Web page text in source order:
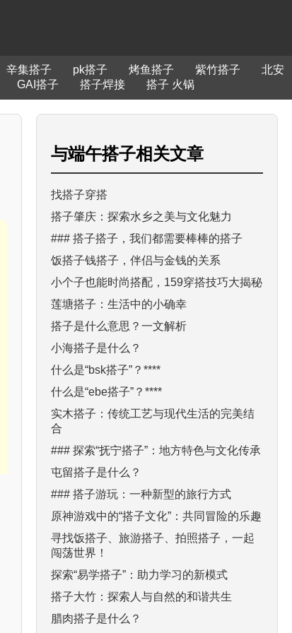
辛集搭子 pk搭子 烤鱼搭子 紫竹搭子
北安
GAI搭子 搭子焊接 搭子 火锅
与端午搭子相关文章
找搭子穿搭
搭子肇庆：探索水乡之美与文化魅力
### 搭子搭子，我们都需要棒棒的搭子
饭搭子钱搭子，伴侣与金钱的关系
小个子也能时尚搭配，159穿搭技巧大揭秘
莲塘搭子：生活中的小确幸
搭子是什么意思？一文解析
小海搭子是什么？
什么是“bsk搭子”？****
什么是“ebe搭子”？****
实木搭子：传统工艺与现代生活的完美结
合
### 探索“抚宁搭子”：地方特色与文化传承
屯留搭子是什么？
### 搭子游玩：一种新型的旅行方式
原神游戏中的“搭子文化”：共同冒险的乐趣
寻找饭搭子、旅游搭子、拍照搭子，一起
闯荡世界！
探索“易学搭子”：助力学习的新模式
搭子大竹：探索人与自然的和谐共生
腊肉搭子是什么？